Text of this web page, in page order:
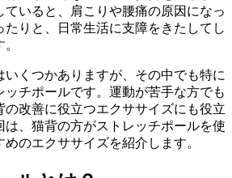
いると、肩こりや腰痛の原因になっ
たりと、日常生活に支障をきたしてし
いくつかありますが、その中でも特に
ッチポールです。運動が苦手な方でも
の改善に役立つエクササイズにも役立
は、猫背の方がストレッチポールを使
のエクササイズを紹介します。